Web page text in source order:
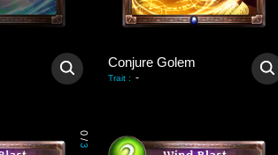
Conjure Golem
Trait : -
0
/
3